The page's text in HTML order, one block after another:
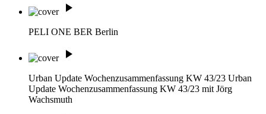
play_arrow
PELI ONE BER Berlin
play_arrow
Urban Update Wochenzusammenfassung KW 43/23 Urban
Update Wochenzusammenfassung KW 43/23 mit Jörg
Wachsmuth